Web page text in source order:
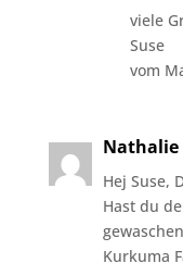
viele
Suse
vom
Nathalie
Hej Suse,
Hast du
Kurkuma